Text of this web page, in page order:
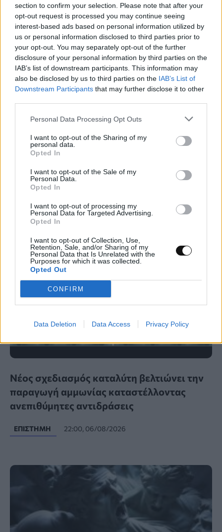
section to confirm your selection. Please note that after your
opt-out request is processed you may continue seeing
interest-based ads based on personal information utilized by
us or personal information disclosed to third parties prior to
your opt-out. You may separately opt-out of the further
disclosure of your personal information by third parties on the
IAB’s list of downstream participants. This information may
also be disclosed by us to third parties on the IAB’s List of
Downstream Participants that may further disclose it to other
Personal Data Processing Opt Outs
I want to opt-out of the Sharing of my
personal data.
Opted In
I want to opt-out of the Sale of my
Personal Data.
Opted In
I want to opt-out of processing my
Personal Data for Targeted Advertising.
Opted In
I want to opt-out of Collection, Use,
Retention, Sale, and/or Sharing of my
Personal Data that Is Unrelated with the
Purposes for which it was collected.
Opted Out
CONFIRM
Data Deletion Data Access Privacy Policy
Κενό ασφαλείας στο iCloud Private Relay
πραγματική διεύθυνση IP
MUST READ 09:00, 07/08/2026
Νέος σχεδιασμός καταλύτη βελτιώνει την
παραγωγή αμμωνίας καταστέλλοντας
ανεπιθύμητες αντιδράσεις
ΕΠΙΣΤΉΜΗ 22:00, 06/08/2026